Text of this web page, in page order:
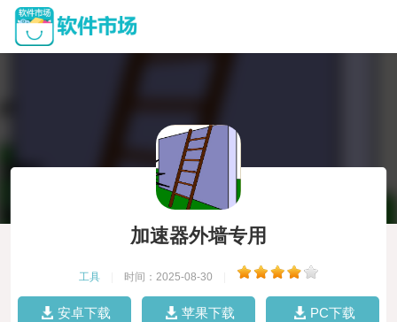
加速器外墙专用
工具 时间：2025-08-30
安卓下载 苹果下载 PC下载